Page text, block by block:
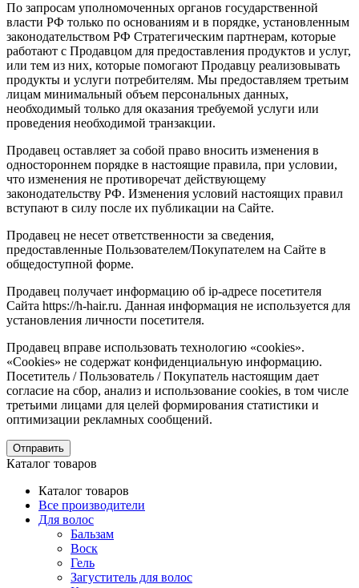
По запросам уполномоченных органов государственной
власти РФ только по основаниям и в порядке, установленным
законодательством РФ Стратегическим партнерам, которые
работают с Продавцом для предоставления продуктов и услуг,
или тем из них, которые помогают Продавцу реализовывать
продукты и услуги потребителям. Мы предоставляем третьим
лицам минимальный объем персональных данных,
необходимый только для оказания требуемой услуги или
проведения необходимой транзакции.
Продавец оставляет за собой право вносить изменения в
одностороннем порядке в настоящие правила, при условии,
что изменения не противоречат действующему
законодательству РФ. Изменения условий настоящих правил
вступают в силу после их публикации на Сайте.
Продавец не несет ответственности за сведения,
предоставленные Пользователем/Покупателем на Сайте в
общедоступной форме.
Продавец получает информацию об ip-адресе посетителя
Сайта https://h-hair.ru. Данная информация не используется для
установления личности посетителя.
Продавец вправе использовать технологию «cookies».
«Cookies» не содержат конфиденциальную информацию.
Посетитель / Пользователь / Покупатель настоящим дает
согласие на сбор, анализ и использование cookies, в том числе
третьими лицами для целей формирования статистики и
оптимизации рекламных сообщений.
Отправить
Каталог товаров
Каталог товаров
Все производители
Для волос
Бальзам
Воск
Гель
Загуститель для волос